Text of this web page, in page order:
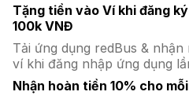
Tặng tiền vào Ví khi đăng
100k VNĐ
Tải ứng dụng redBus &
ví khi đăng nhập ứng dụng
Nhận hoàn tiền 10% cho